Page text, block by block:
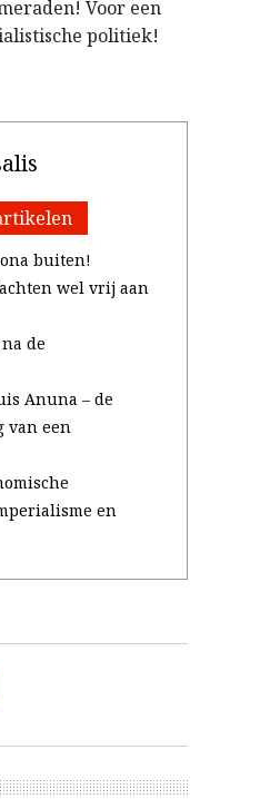
Voor een
politiek!
buiten!
wel vrij aan
de
Anuna – de
van een
en